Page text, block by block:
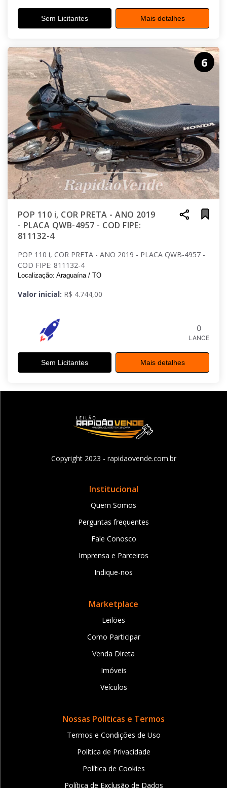
Sem Licitantes Mais detalhes
6
POP 110 i, COR PRETA - ANO 2019
- PLACA QWB-4957 - COD FIPE:
811132-4
POP 110 i, COR PRETA - ANO 2019 - PLACA QWB-4957 -
COD FIPE: 811132-4
Localização: Araguaína / TO
Valor inicial: R$ 4.744,00
0
LANCE
Sem Licitantes Mais detalhes
Copyright 2023 - rapidaovende.com.br
Institucional
Quem Somos
Perguntas frequentes
Fale Conosco
Imprensa e Parceiros
Indique-nos
Marketplace
Leilões
Como Participar
Venda Direta
Imóveis
Veículos
Nossas Políticas e Termos
Termos e Condições de Uso
Política de Privacidade
Política de Cookies
Política de Exclusão de Dados